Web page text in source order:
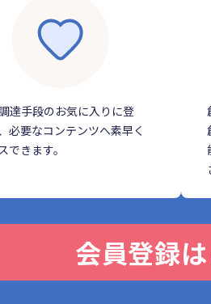
達手段のお気に入りに登
必要なコンテンツへ素早く
できます。
会員登録